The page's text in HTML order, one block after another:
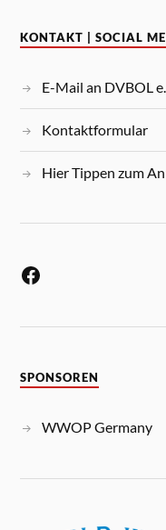
KONTAKT | SOCIAL
E-Mail an DVBOL
Kontaktformular
Hier Tippen zum
SPONSOREN
WWOP Germany